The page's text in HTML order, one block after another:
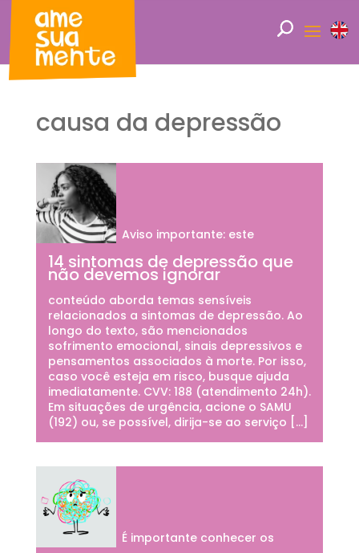
causa da depressão
14 sintomas de depressão que
não devemos ignorar
Aviso importante: este
conteúdo aborda temas sensíveis
relacionados a sintomas de depressão. Ao
longo do texto, são mencionados
sofrimento emocional, sinais depressivos e
pensamentos associados à morte. Por isso,
caso você esteja em risco, busque ajuda
imediatamente. CVV: 188 (atendimento 24h).
Em situações de urgência, acione o SAMU
(192) ou, se possível, dirija-se ao serviço […]
É importante conhecer os